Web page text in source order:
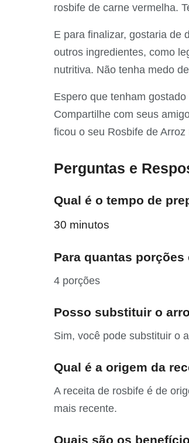
rosbife de carne vermelha.
E para finalizar, gostaria de
outros ingredientes, como
nutritiva. Não tenha medo
Espero que tenham
Compartilhe com seus
ficou o seu Rosbife de
Perguntas e
Qual é o tempo de
30 minutos
Para quantas
4 porções
Posso substituir o
Sim, você pode substituir o
Qual é a origem da
A receita de rosbife é de
mais recente.
Quais são os